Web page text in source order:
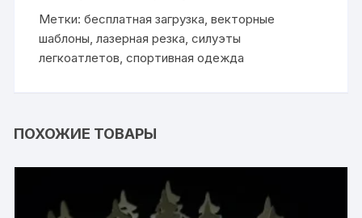
Метки:бесплатная загрузка ,векторные
шаблоны ,лазерная резка ,силуэты
легкоатлетов ,спортивная одежда
ПОХОЖИЕ ТОВАРЫ